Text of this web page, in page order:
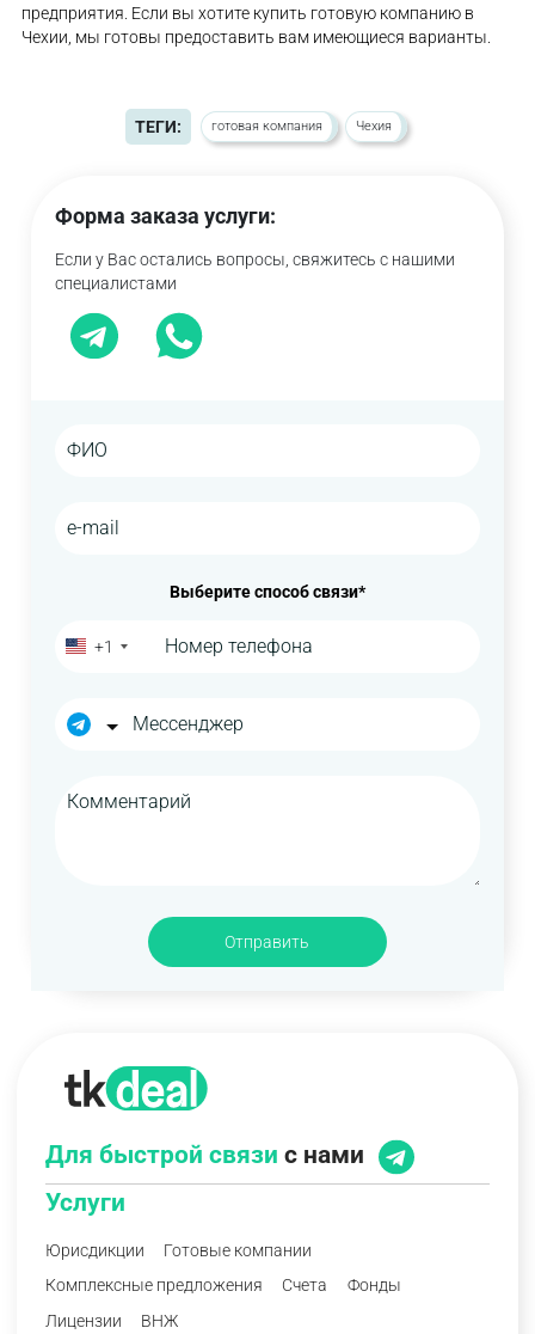
предприятия. Если вы хотите купить готовую компанию в
Чехии, мы готовы предоставить вам имеющиеся варианты.
ТЕГИ: готовая компания Чехия
Форма заказа услуги:
Если у Вас остались вопросы, свяжитесь с нашими
специалистами
Выберите способ связи*
+1
Отправить
Услуги
Юрисдикции
Готовые компании
Комплексные предложения
Счета
Фонды
Лицензии
ВНЖ
Для быстрой связи с нами